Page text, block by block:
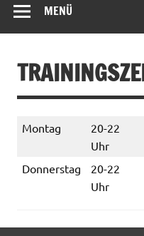
MENÜ
Montag
20-22
Uhr
Donnerstag
20-22
Uhr